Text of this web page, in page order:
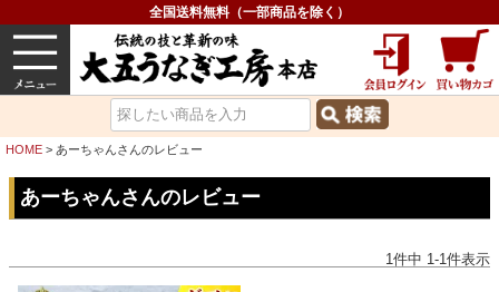
全国送料無料（一部商品を除く）
うなぎ 内祝い グルメ
HOME あーちゃんさんのレビュー
あーちゃんさんのレビュー
1件中 1-1件表示